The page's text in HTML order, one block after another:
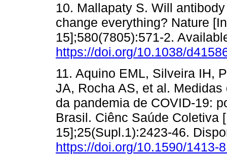
10. Mallapaty S. Will
change everything? Nature
15];580(7805):571-2.
https://doi.org/10.1038/
11. Aquino EML, Silveira IH,
JA, Rocha AS, et al.
da pandemia de COVID-19:
Brasil. Ciênc Saúde Coletiva
15];25(Supl.1):2423-46.
https://doi.org/10.1590/1413-